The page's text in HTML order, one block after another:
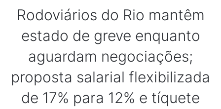
Rodoviários do Rio mantêm
estado de greve enquanto
aguardam negociações;
proposta salarial flexibilizada
de 17% para 12% e tíquete